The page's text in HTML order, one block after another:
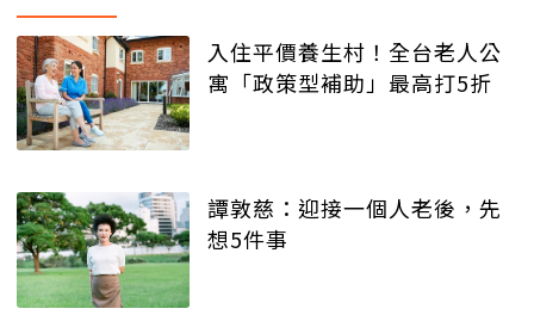
入住平價養生村！全台老人公
寓「政策型補助」最高打5折
譚敦慈：迎接一個人老後，先
想5件事